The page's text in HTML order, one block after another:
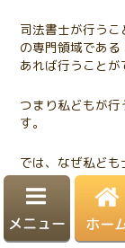
司法書士が行う
の専門領域であ
あれば行うことが
つまり私どもが
す。
では、なぜ私ど
か?
それは、以下の3